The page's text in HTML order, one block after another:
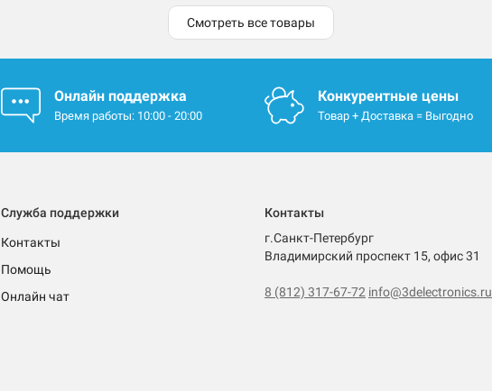
Смотреть все товары
Онлайн поддержка
Время работы: 10:00 - 20:00
Конкурентные цены
Товар + Доставка = Выгодно
Служба поддержки
Контакты
Помощь
Онлайн чат
Контакты
г.Санкт-Петербург
Владимирский проспект 15, офис 31
8 (812) 317-67-72 info@3delectronics.ru